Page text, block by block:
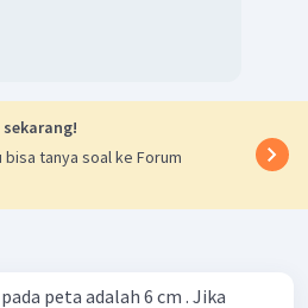
bisa tanya soal ke Forum
peta adalah 6 cm . Jika